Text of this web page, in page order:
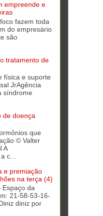
empreende e
fazem toda
do empresário
são
tratamento de
física e suporte
JrAgência
síndrome
de doença
que
© Valter
A
c...
e premiação
na terça (4)
Espaço da
21-58-53-16-
diniz por